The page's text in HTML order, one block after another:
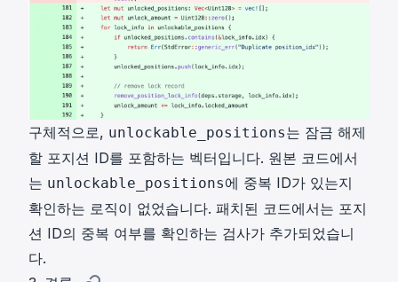
구체적으로, unlockable_positions는 잠금 해제
할 포지션 ID를 포함하는 벡터입니다. 원본 코드에서
는 unlockable_positions에 중복 ID가 있는지
확인하는 로직이 없었습니다. 패치된 코드에서는 포지
션 ID의 중복 여부를 확인하는 검사가 추가되었습니
다.